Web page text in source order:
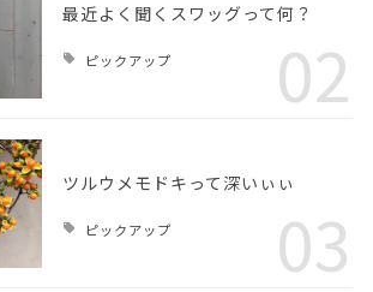
最近よく聞くスワッグって何？
ピックアップ 02
ツルウメモドキって深いぃぃ
ピックアップ 03